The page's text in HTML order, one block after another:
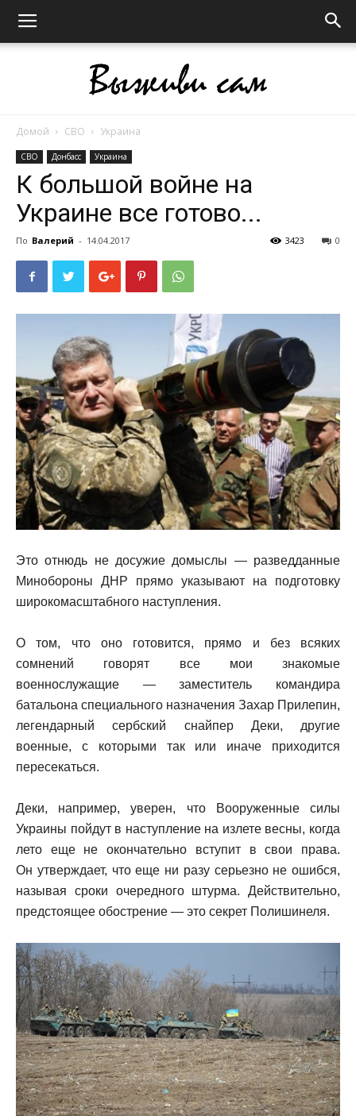
сам
Домой СВО Украина
СВО Донбасс Украина
К большой войне на
Украине все готово...
По Валерий - 14.04.2017 0
3423
Это отнюдь не досужие домыслы — разведданные
Минобороны ДНР прямо указывают на подготовку
широкомасштабного наступления.
О том, что оно готовится, прямо и без всяких
сомнений говорят все мои знакомые
военнослужащие — заместитель командира
батальона специального назначения Захар Прилепин,
легендарный сербский снайпер Деки, другие
военные, с которыми так или иначе приходится
пересекаться.
Деки, например, уверен, что Вооруженные силы
Украины пойдут в наступление на излете весны, когда
лето еще не окончательно вступит в свои права.
Он утверждает, что еще ни разу серьезно не ошибся,
называя сроки очередного штурма. Действительно,
предстоящее обострение — это секрет Полишинеля.